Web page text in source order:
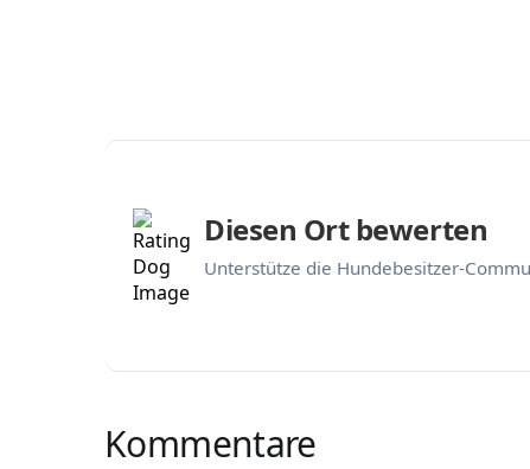
Diesen Ort bewerten
Unterstütze die Hundebesitzer-
Kommentare